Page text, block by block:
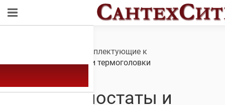
Комплектующие к
котлам/ Термостаты и термоголовки
Термостаты и